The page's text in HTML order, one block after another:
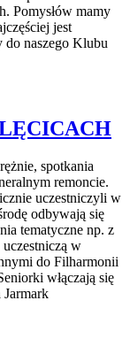
Pomysłów mamy
jest
do naszego Klubu
spotkania
remoncie.
uczestniczyli w
odbywają się
tematyczne np. z
w
do Filharmonii
włączają się